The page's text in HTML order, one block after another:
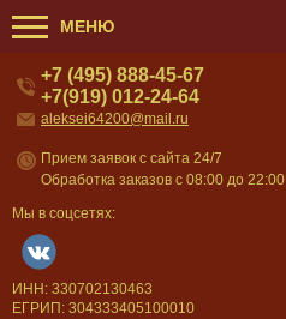
МЕНЮ
+7 (495) 888-45-67
+7(919) 012-24-64
aleksei64200@mail.ru
Прием заявок с сайта 24/7
Обработка заказов с 08:00 до 22:00
Мы в соцсетях:
ИНН: 330702130463
ЕГРИП: 304333405100010